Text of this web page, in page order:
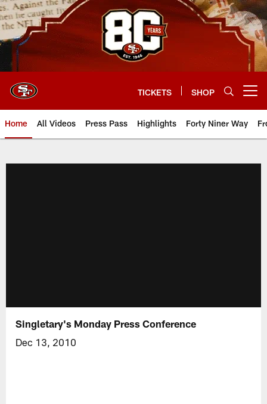
Skip
to
main
content
TICKETS SHOP
Home All Videos Press Pass Highlights Forty Niner Way
Singletary's Monday Press Conference
Dec 13, 2010